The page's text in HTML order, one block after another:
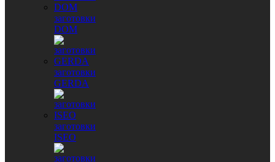
заготовки
DOM
заготовки
GERDA
заготовки
ISEO